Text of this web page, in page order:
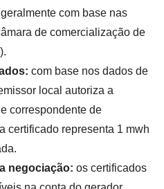
com base nas
de comercialização de
com base nos dados de
local autoriza a
correspondente de
certificado representa 1 mwh
negociação: os certificados